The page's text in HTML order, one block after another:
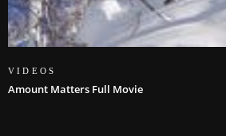
VIDEOS
Amount Matters Full Movie